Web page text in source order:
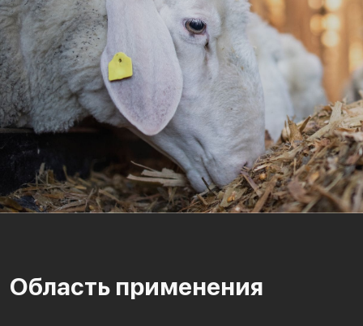
Область применения